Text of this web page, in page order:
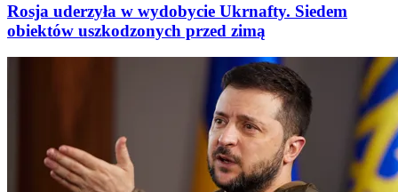
Rosja uderzyła w wydobycie Ukrnafty. Siedem
obiektów uszkodzonych przed zimą